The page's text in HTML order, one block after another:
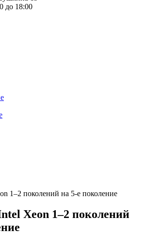
до 18:00
1–2 поколений на 5-е поколение
Xeon 1–2 поколений